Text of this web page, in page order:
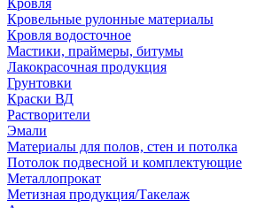
Кровля
Кровельные рулонные материалы
Кровля водосточное
Мастики, праймеры, битумы
Лакокрасочная продукция
Грунтовки
Краски ВД
Растворители
Эмали
Материалы для полов, стен и потолка
Потолок подвесной и комплектующие
Металлопрокат
Метизная продукция/Такелаж